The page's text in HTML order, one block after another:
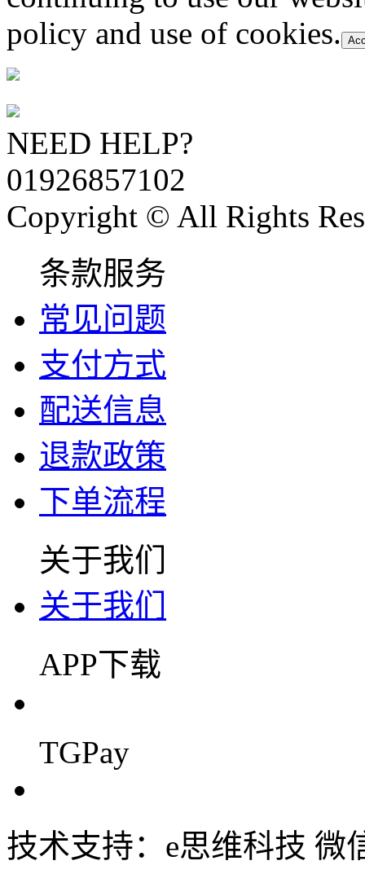
policy and use of cookies.
NEED HELP?
01926857102
Copyright © All Rights
条款服务
常见问题
支付方式
配送信息
退款政策
下单流程
关于我们
关于我们
APP下载
TGPay
技术支持：e思维科技 微